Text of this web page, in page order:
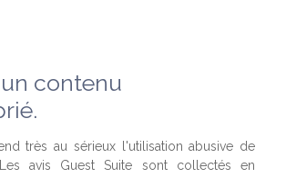
contenu
très au sérieux l'utilisation abusive de
avis Guest Suite sont collectés en